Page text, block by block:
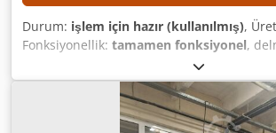
Durum: işlem için hazır (kullanılmış),
Fonksiyonellik: tamamen fonksiyonel,
200 kg
mm, çalışma uzunluğu:1.560 mm,
parçaları yenilendi: Festo pnömatik
Labod kontrol sistemi Y ekseninin